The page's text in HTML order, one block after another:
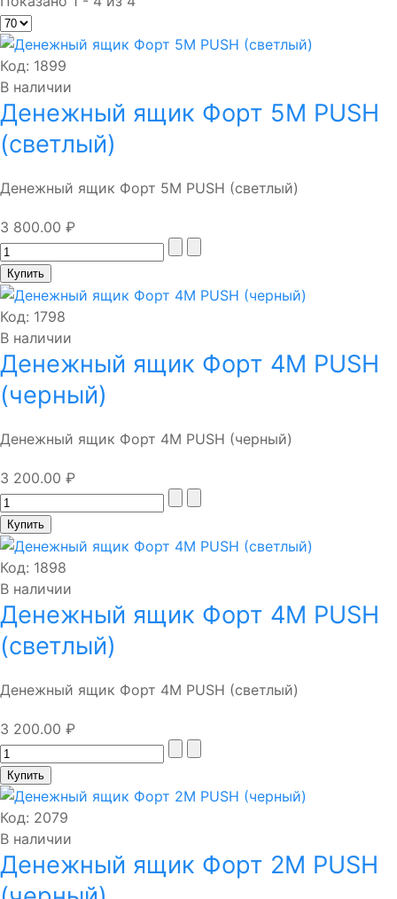
Код: 1899
В наличии
Денежный ящик Форт 5М PUSH
(светлый)
Денежный ящик Форт 5М PUSH (светлый)
3 800.00 ₽
Код: 1798
В наличии
Денежный ящик Форт 4М PUSH
(черный)
Денежный ящик Форт 4М PUSH (черный)
3 200.00 ₽
Код: 1898
В наличии
Денежный ящик Форт 4М PUSH
(светлый)
Денежный ящик Форт 4М PUSH (светлый)
3 200.00 ₽
Код: 2079
В наличии
Денежный ящик Форт 2М PUSH